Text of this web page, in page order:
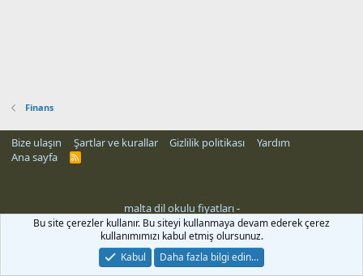
Finans
Bize ulaşın Şartlar ve kurallar Gizlilik politikası
Yardım
Ana sayfa
R
malta dil okulu fiyatları-
Bu site çerezler kullanır. Bu siteyi kullanmaya devam ederek çerez
kullanımımızı kabul etmiş olursunuz.
Kabul
Daha fazla bilgi edin…